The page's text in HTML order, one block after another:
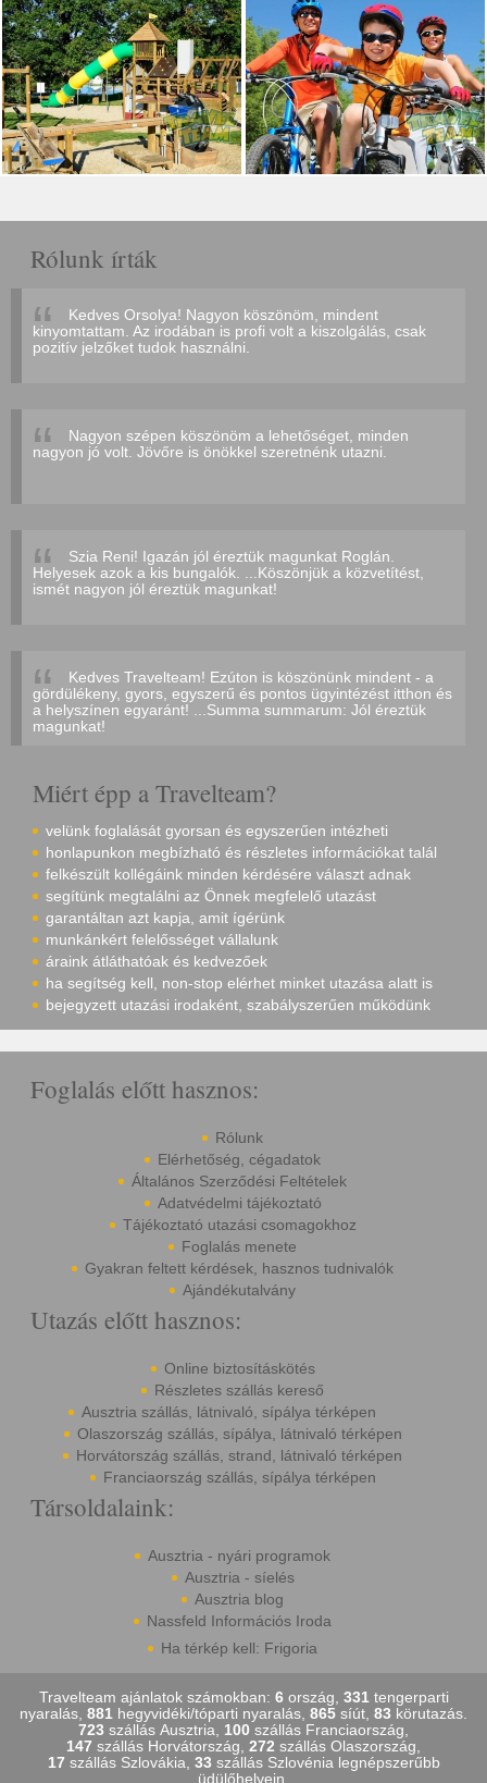
Rólunk írták
Kedves Orsolya! Nagyon köszönöm, mindent
kinyomtattam. Az irodában is profi volt a kiszolgálás, csak
pozitív jelzőket tudok használni.
Nagyon szépen köszönöm a lehetőséget, minden
nagyon jó volt. Jövőre is önökkel szeretnénk utazni.
Szia Reni! Igazán jól éreztük magunkat Roglán.
Helyesek azok a kis bungalók. ...Köszönjük a közvetítést,
ismét nagyon jól éreztük magunkat!
Kedves Travelteam! Ezúton is köszönünk mindent - a
gördülékeny, gyors, egyszerű és pontos ügyintézést itthon és
a helyszínen egyaránt! ...Summa summarum: Jól éreztük
magunkat!
Miért épp a Travelteam?
velünk foglalását gyorsan és egyszerűen intézheti
honlapunkon megbízható és részletes információkat talál
felkészült kollégáink minden kérdésére választ adnak
segítünk megtalálni az Önnek megfelelő utazást
garantáltan azt kapja, amit ígérünk
munkánkért felelősséget vállalunk
áraink átláthatóak és kedvezőek
ha segítség kell, non-stop elérhet minket utazása alatt is
bejegyzett utazási irodaként, szabályszerűen működünk
Foglalás előtt hasznos:
Rólunk
Elérhetőség, cégadatok
Általános Szerződési Feltételek
Adatvédelmi tájékoztató
Tájékoztató utazási csomagokhoz
Foglalás menete
Gyakran feltett kérdések, hasznos tudnivalók
Ajándékutalvány
Utazás előtt hasznos:
Online biztosításkötés
Részletes szállás kereső
Ausztria szállás, látnivaló, sípálya térképen
Olaszország szállás, sípálya, látnivaló térképen
Horvátország szállás, strand, látnivaló térképen
Franciaország szállás, sípálya térképen
Társoldalaink:
Ausztria - nyári programok
Ausztria - síelés
Ausztria blog
Nassfeld Információs Iroda
Ha térkép kell: Frigoria
Travelteam ajánlatok számokban: 6ország, 331tengerparti
nyaralás, 881 hegyvidéki/tóparti nyaralás, 865 síút, 83 körutazás.
723 szállás Ausztria, 100 szállás Franciaország,
147 szállás Horvátország, 272 szállás Olaszország,
17 szállás Szlovákia, 33 szállás Szlovénia legnépszerűbb
üdülőhelyein.